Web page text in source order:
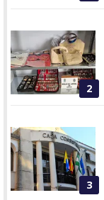
2
3